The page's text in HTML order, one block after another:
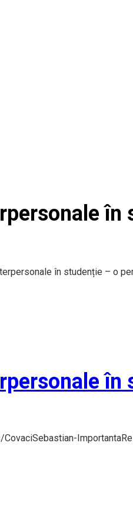
în
în studenție – o
în